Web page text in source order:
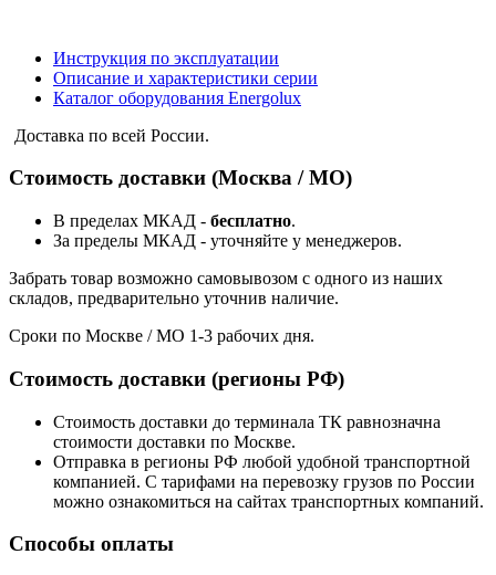
Инструкция по эксплуатации
Описание и характеристики серии
Каталог оборудования Energolux
Доставка по всей России.
Стоимость доставки (Москва / МО)
В пределах МКАД - бесплатно.
За пределы МКАД - уточняйте у менеджеров.
Забрать товар возможно самовывозом с одного из наших
складов, предварительно уточнив наличие.
Сроки по Москве / МО 1-3 рабочих дня.
Стоимость доставки (регионы РФ)
Стоимость доставки до терминала ТК равнозначна
стоимости доставки по Москве.
Отправка в регионы РФ любой удобной транспортной
компанией. С тарифами на перевозку грузов по России
можно ознакомиться на сайтах транспортных компаний.
Способы оплаты